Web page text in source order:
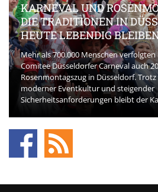
KARNEVAL UND
DIE TRADITIONEN IN
HEUTE LEBENDIG
Mehr als 700.000 Menschen
Comitee Düsseldorfer Carneval auch
Rosenmontagszug in Düsseldorf.
moderner Eventkultur und steigender
Sicherheitsanforderungen bleibt der